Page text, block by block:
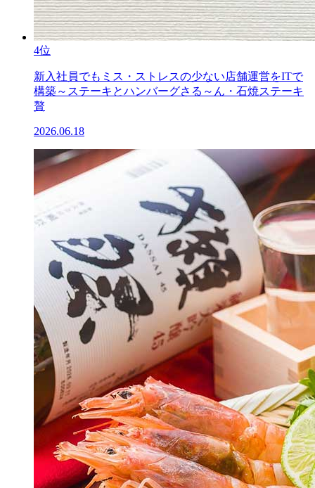
4位
新入社員でもミス・ストレスの少ない店舗運営をITで
構築～ステーキとハンバーグさる～ん・石焼ステーキ
贅
2026.06.18